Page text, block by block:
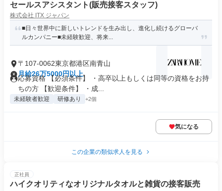
セールスアシスタント(販売接客スタッフ)
株式会社 ITX ジャパン
■日々世界中に新しいトレンドを生み出し、進化し続けるグローバ
ルカンパニー■未経験歓迎、将来...
〒107-0062東京都港区南青山
月給26万5000円以上
応募資格 【必須条件】 ・高卒以上もしくは同等の資格をお持
ちの方 【歓迎条件】 ・成...
未経験者歓迎 研修あり +2個
気になる
この企業の類似求人を見る
正社員
ハイクオリティなオリジナルタオルと雑貨の接客販売